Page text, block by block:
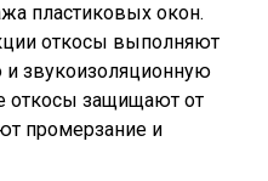
пластиковых окон.
откосы выполняют
звукоизоляционную
откосы защищают от
промерзание и